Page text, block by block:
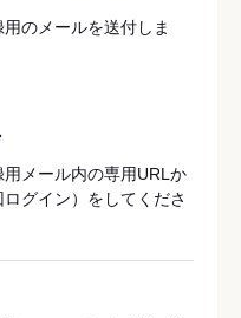
のメールを送付しま
メール内の専用URLか
グイン）をしてくださ